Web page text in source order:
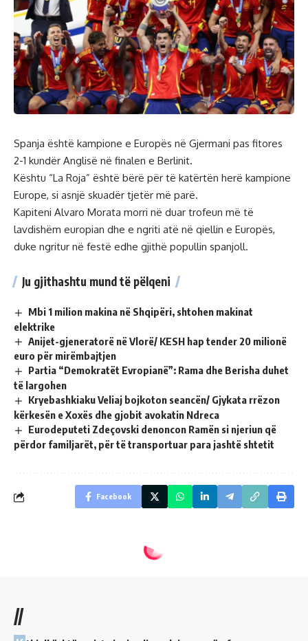
Spanja është kampione e Europës në Gjermani pas fitores
2-1 kundër Anglisë në finalen e Berlinit.
Kështu “La Roja” është bërë për të katërtën herë kampione
Europe, si asnjë skuadër tjetër më parë.
Kapiteni Alvaro Morata morri në duar trofeun më të
lavdishëm europian dhe e ngriti atë në qiellin e Europës,
duke ngritur në festë edhe gjithë popullin spanjoll.
Ju gjithashtu mund të pëlqeni
Mbi 1 milion makina në Shqipëri, shtohen makinat
elektrike
Anijet-gjeneratorë në Vlorë/ KESH hap tender 20 milionë
euro për mirëmbajtjen
Partia “Demokratët Evropianë”: Rama dhe Berisha duhet
të largohen
Kryebashkiaku Veliaj bojkoton seancën/ Gjykata rrëzon
kërkesën e Xoxës dhe gjobit avokatin Ndreca
Eurodeputeti Zdeçovski denoncon Ramën si njeriun që
përdor familjarët, për të transportuar para jashtë shtetit
Facebook
//